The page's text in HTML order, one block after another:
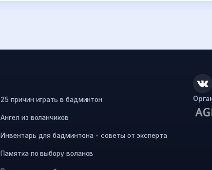
25 причин играть в бадминтон
Ангел из воланчиков
Инвентарь для бадминтона - советы от эксперта
Памятка по выбору воланов